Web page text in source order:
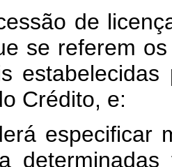
de
se referem
Crédito, e:
especificar